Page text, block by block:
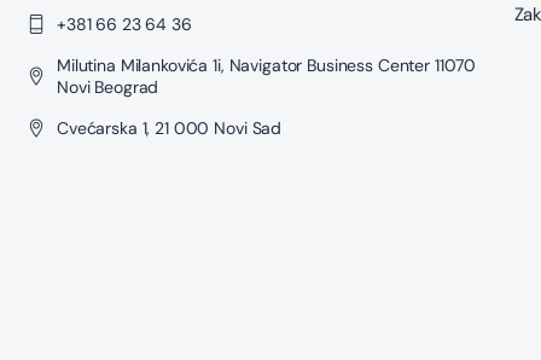
+381 66 23 64 36
Milutina Milankovića 1i, Navigator Business Center 11070
Novi Beograd
Cvećarska 1, 21 000 Novi Sad